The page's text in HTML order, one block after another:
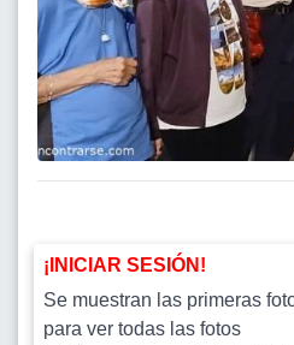
¡INICIAR SESIÓN!
Se muestran las primeras
para ver todas las fotos